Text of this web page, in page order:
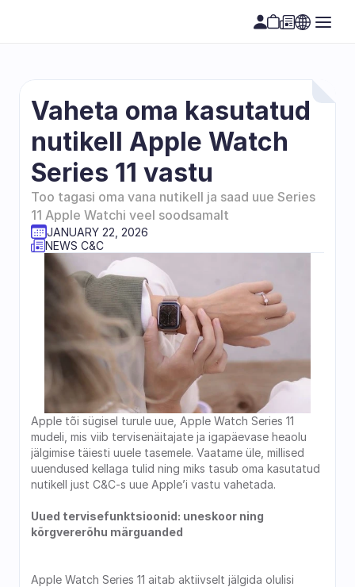
Vaheta oma kasutatud
nutikell Apple Watch
Series 11 vastu
Too tagasi oma vana nutikell ja saad uue Series
11 Apple Watchi veel soodsamalt
JANUARY 22, 2026
NEWS C&C
Apple tõi sügisel turule uue, Apple Watch Series 11
mudeli, mis viib tervisenäitajate ja igapäevase heaolu
jälgimise täiesti uuele tasemele. Vaatame üle, millised
uuendused kellaga tulid ning miks tasub oma kasutatud
nutikell just C&C-s uue Apple’i vastu vahetada.
Uued tervisefunktsioonid: uneskoor ning
kõrgvererõhu märguanded
Apple Watch Series 11 aitab aktiivselt jälgida olulisi